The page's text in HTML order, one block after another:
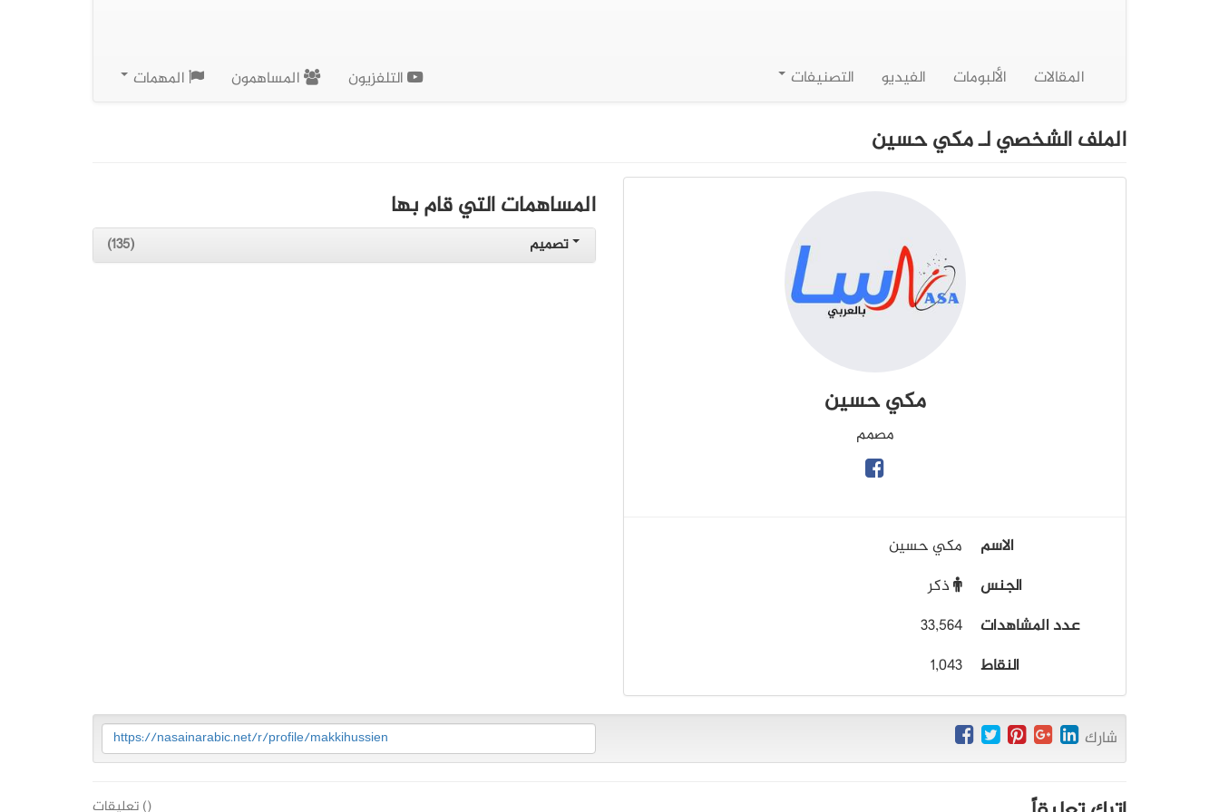
المقالات الألبومات الفيديو التصنيفات التلفزيون المساهمون المهمات
الملف الشخصي لـ مكي حسين
مكي حسين
مصمم
الاسم
مكي حسين
الجنس
ذكر
عدد المشاهدات
33,564
النقاط
1,043
المساهمات التي قام بها
تصميم (135)
شارك https://nasainarabic.net/r/profile/makkihussien
() تعليقات